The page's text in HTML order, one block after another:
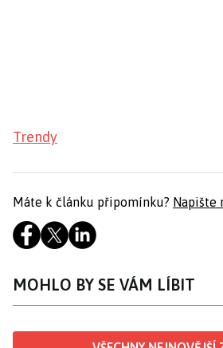
Trendy
Máte k článku připomínku? Napište
MOHLO BY SE VÁM LÍBIT